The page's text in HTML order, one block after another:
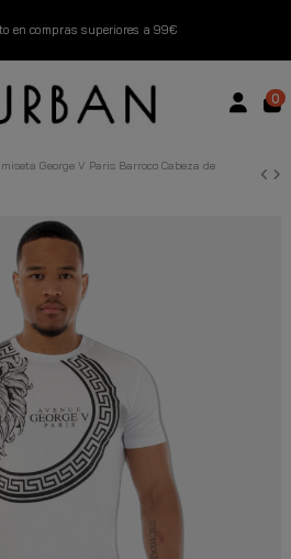
en compras superiores a 99€
disponibles esta semana
0
George V Paris Barroco Cabeza de